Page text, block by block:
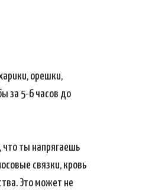
орешки,
за 5-6 часов до
что ты напрягаешь
связки, кровь
Это может не